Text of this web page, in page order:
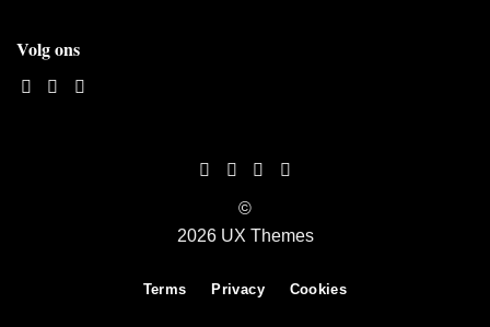
Volg ons
©
2026 UX Themes
Terms Privacy Cookies